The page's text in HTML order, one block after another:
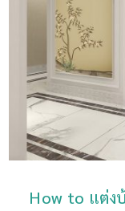
How to แต่ง